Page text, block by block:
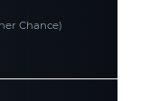
Chance)